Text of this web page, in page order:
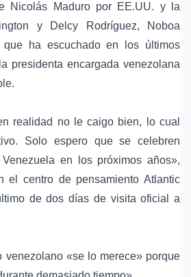
Nicolás Maduropor EE.UU. y la
y
Delcy Rodríguez, Noboa
ha escuchado en los últimos
presidenta encargada venezolana
realidad no le caigo bien, lo cual
Solo espero que se celebren
en los próximos años»,
el centro de pensamiento Atlantic
de dos días de visita oficial a
venezolano «se lo merece» porque